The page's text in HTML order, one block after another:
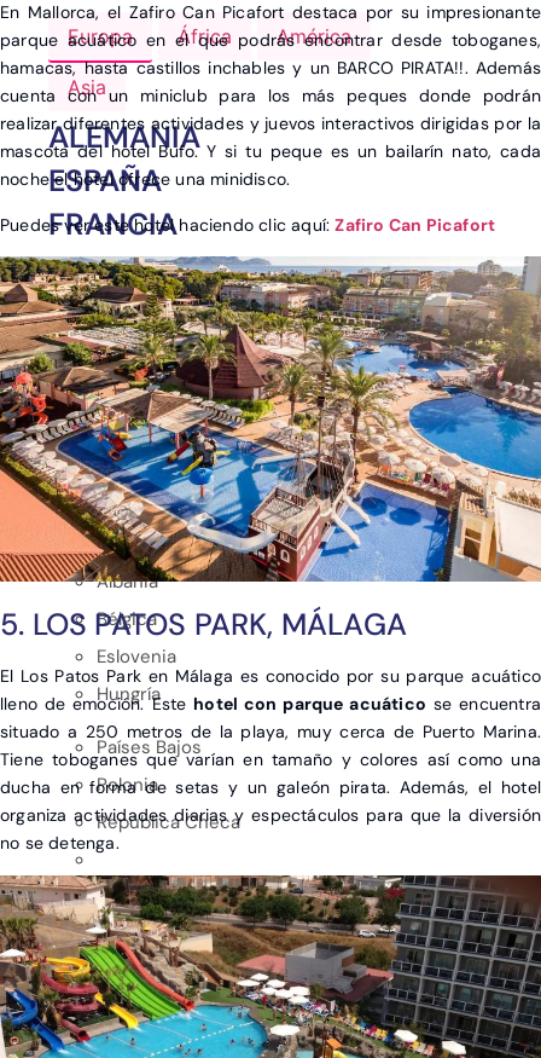
Europa África América
Asia
ALEMANIA
ESPAÑA
FRANCIA
GRECIA
ITALIA
PORTUGAL
REINO UNIDO
TURQUÍA
OTROS DESTINOS EN
EUROPA
Albania
Bélgica
Eslovenia
Hungría
Países Bajos
Polonia
República Checa
En Mallorca, el Zafiro Can Picafort destaca por su impresionante
parque acuático en el que podrás encontrar desde toboganes,
hamacas, hasta castillos inchables y un BARCO PIRATA!!. Además
cuenta con un miniclub para los más peques donde podrán
realizar diferentes actividades y juevos interactivos dirigidas por la
mascota del hotel Bufo. Y si tu peque es un bailarín nato, cada
noche el hotel ofrece una minidisco.
Puedes ver este hotel haciendo clic aquí:Zafiro Can Picafort
5. LOS PATOS PARK, MÁLAGA
El Los Patos Park en Málaga es conocido por su parque acuático
lleno de emoción. Este hotel con parque acuático se encuentra
situado a 250 metros de la playa, muy cerca de Puerto Marina.
Tiene toboganes que varían en tamaño y colores así como una
ducha en forma de setas y un galeón pirata. Además, el hotel
organiza actividades diarias y espectáculos para que la diversión
no se detenga.